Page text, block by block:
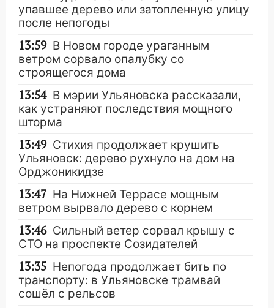
упавшее дерево или затопленную улицу
после непогоды
13:59 В Новом городе ураганным
ветром сорвало опалубку со
строящегося дома
13:54 В мэрии Ульяновска рассказали,
как устраняют последствия мощного
шторма
13:49 Стихия продолжает крушить
Ульяновск: дерево рухнуло на дом на
Орджоникидзе
13:47 На Нижней Террасе мощным
ветром вырвало дерево с корнем
13:46 Сильный ветер сорвал крышу с
СТО на проспекте Созидателей
13:35 Непогода продолжает бить по
транспорту: в Ульяновске трамвай
сошёл с рельсов